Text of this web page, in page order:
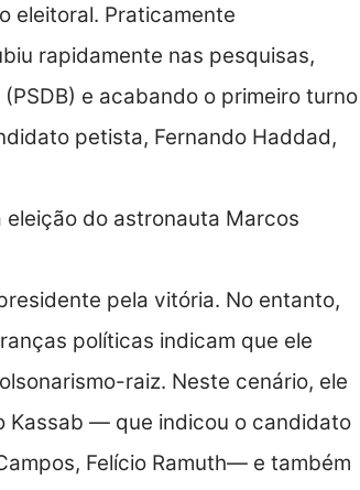
eleitoral. Praticamente
rapidamente nas pesquisas,
e acabando o primeiro turno
petista, Fernando Haddad,
do astronauta Marcos
pela vitória. No entanto,
políticas indicam que ele
raiz. Neste cenário, ele
Kassab — que indicou o candidato
Felício Ramuth— e também